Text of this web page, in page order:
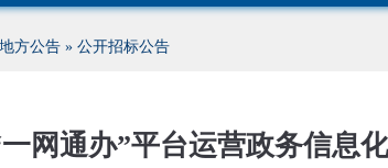
地方公告 » 公开招标公告
网通办”平台运营政务信息